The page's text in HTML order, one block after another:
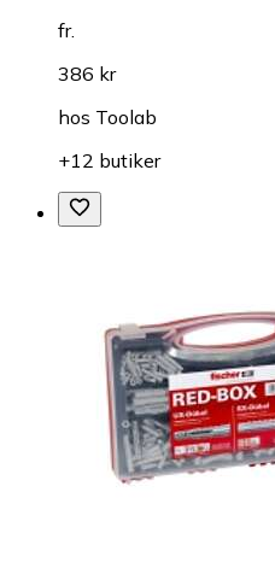
fr.
386 kr
hos Toolab
+12 butiker